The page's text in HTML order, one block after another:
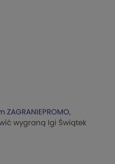
,
wygraną Igi Świątek